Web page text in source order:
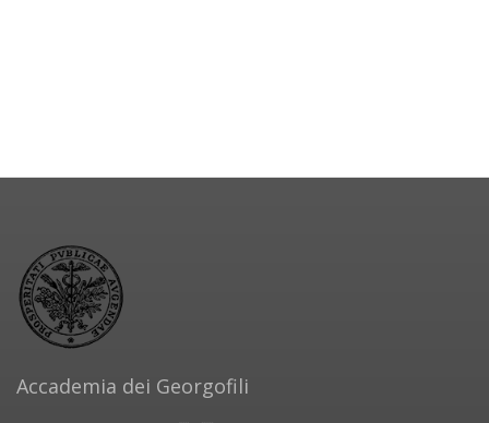
Accademia dei Georgofili